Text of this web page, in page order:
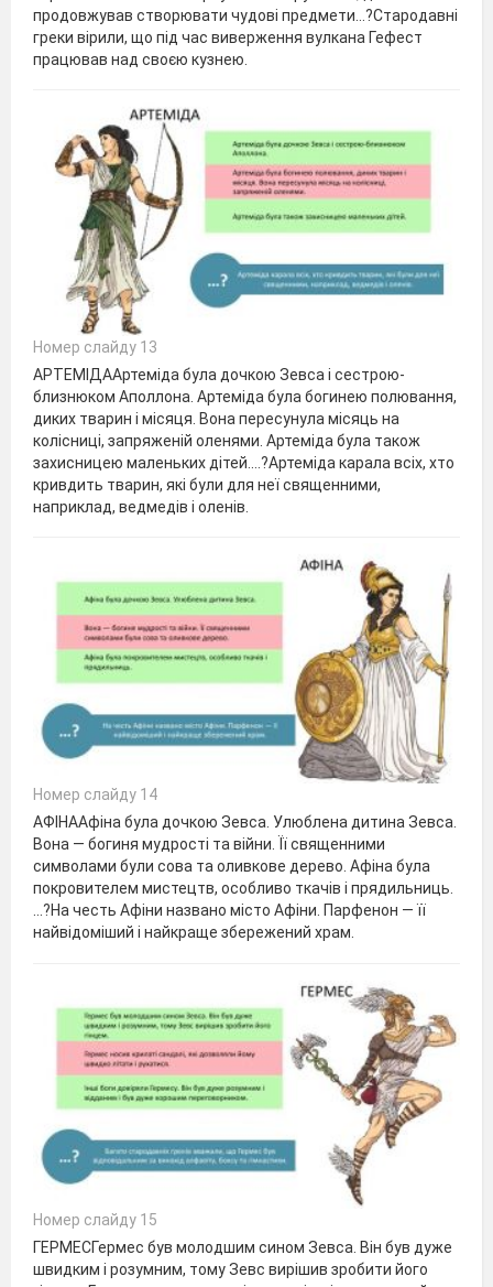
продовжував створювати чудові предмети…?Стародавні
греки вірили, що під час виверження вулкана Гефест
працював над своєю кузнею.
Номер слайду 13
АРТЕМІДААртеміда була дочкою Зевса і сестрою-
близнюком Аполлона. Артеміда була богинею полювання,
диких тварин і місяця. Вона пересунула місяць на
колісниці, запряженій оленями. Артеміда була також
захисницею маленьких дітей.…?Артеміда карала всіх, хто
кривдить тварин, які були для неї священними,
наприклад, ведмедів і оленів.
Номер слайду 14
АФІНААфіна була дочкою Зевса. Улюблена дитина Зевса.
Вона — богиня мудрості та війни. Її священними
символами були сова та оливкове дерево. Афіна була
покровителем мистецтв, особливо ткачів і прядильниць.
…?На честь Афіни названо місто Афіни. Парфенон — її
найвідоміший і найкраще збережений храм.
Номер слайду 15
ГЕРМЕСГермес був молодшим сином Зевса. Він був дуже
швидким і розумним, тому Зевс вирішив зробити його